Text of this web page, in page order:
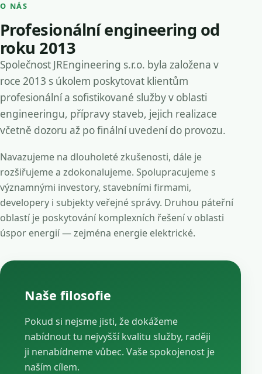
O NÁS
Profesionální engineering od
roku 2013
Společnost JREngineering s.r.o. byla založena v
roce 2013 s úkolem poskytovat klientům
profesionální a sofistikované služby v oblasti
engineeringu, přípravy staveb, jejich realizace
včetně dozoru až po finální uvedení do provozu.
Navazujeme na dlouholeté zkušenosti, dále je
rozšiřujeme a zdokonalujeme. Spolupracujeme s
významnými investory, stavebními firmami,
developery i subjekty veřejné správy. Druhou páteřní
oblastí je poskytování komplexních řešení v oblasti
úspor energií — zejména energie elektrické.
Naše filosofie
Pokud si nejsme jisti, že dokážeme
nabídnout tu nejvyšší kvalitu služby, raději
ji nenabídneme vůbec. Vaše spokojenost je
naším cílem.